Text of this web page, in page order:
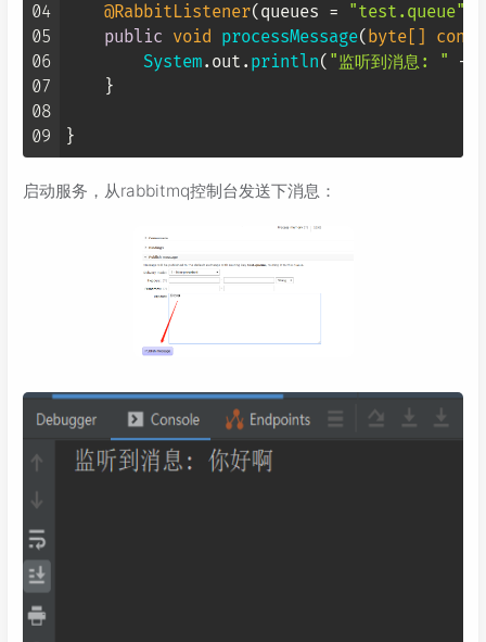
04
05
06
07
08
09
@RabbitListener(queues = "test.queue"
public void processMessage( byte[]
System. out . println( "监听到消息: " +
    }
启动服务，从rabbitmq控制台发送下消息：